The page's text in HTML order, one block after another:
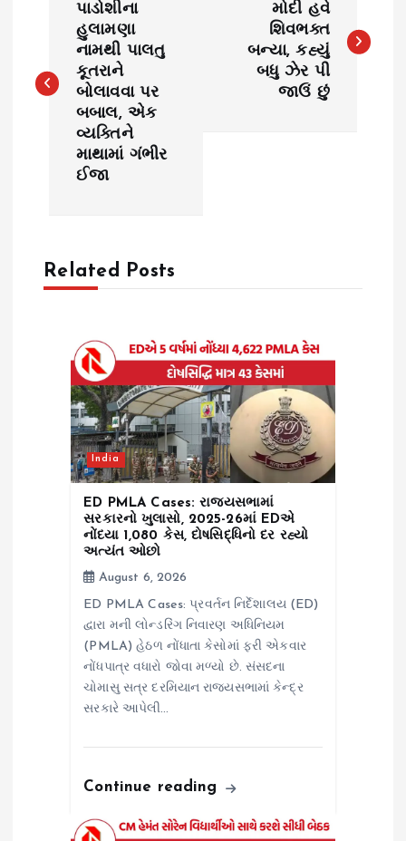
s
t
પાડોશીના
હુલામણા
નામથી પાલતુ
કૂતરાને
બોલાવવા પર
બબાલ, એક
વ્યક્તિને
માથામાં ગંભીર
ઈજા
મોદી હવે
શિવભક્ત
બન્યા, કહ્યું
બધુ ઝેર પી
જાઉં છું
Related Posts
India
ED PMLA Cases: રાજ્યસભામાં
સરકારનો ખુલાસો, 2025-26માં EDએ
નોંધ્યા 1,080 કેસ, દોષસિદ્ધિનો દર રહ્યો
અત્યંત ઓછો
August 6, 2026
ED PMLA Cases: પ્રવર્તન નિર્દેશાલય (ED)
દ્વારા મની લોન્ડરિંગ નિવારણ અધિનિયમ
(PMLA) હેઠળ નોંધાતા કેસોમાં ફરી એકવાર
નોંધપાત્ર વધારો જોવા મળ્યો છે. સંસદના
ચોમાસુ સત્ર દરમિયાન રાજ્યસભામાં કેન્દ્ર
સરકારે આપેલી…
Continue reading